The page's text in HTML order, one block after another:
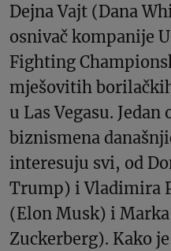
Dejna Vajt (Dana
osnivač kompanije
Fighting
mješovitih
u Las Vegasu.
biznismena
interesuju svi, od
Trump) i Vladimira
(Elon Musk) i
Zuckerberg). Kako